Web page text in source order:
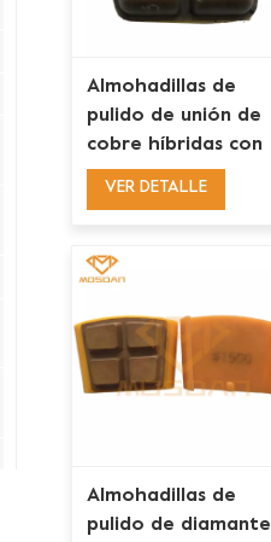
Almohadillas de
pulido de unión de
cobre híbridas con
velcro Werkmaster
VER DETALLE
Almohadillas de
pulido de diamante